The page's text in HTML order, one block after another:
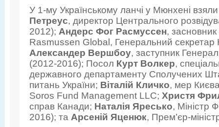
У 1-му Українському ланчі у Мюнхені
Петреус, директор Центрального
2012); Андерс Фог Расмуссен, засновник
Rasmussen Global, Генеральний
Александер Вершбоу, заступник
(2012-2016); Посол Курт Волкер,
державного департаменту Сполучених
питань України; Віталій Кличко, мер
Soros Fund Management LLC; Христя
справ Канади; Наталія Яресько, Міністр
2016); та Арсеній Яценюк, Прем’єр-